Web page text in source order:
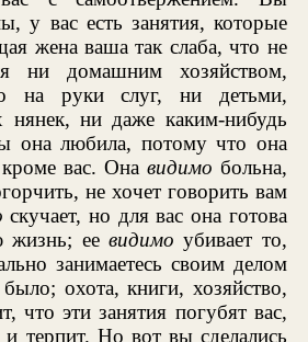
у вас есть занятия, которые
жена ваша так слаба, что не
ни домашним хозяйством,
на руки слуг, ни детьми,
нянек, ни даже каким-нибудь
она любила, потому что она
вас. Она видимо больна,
не хочет говорить вам
скучает, но для вас она готова
жизнь; еевидимо убивает то,
занимаетесь своим делом
охота, книги, хозяйство,
что эти занятия погубят вас,
терпит. Но вот вы сделались